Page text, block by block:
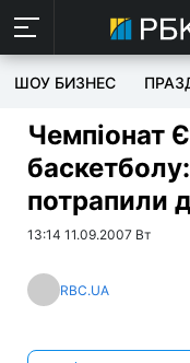
ШОУ БИЗНЕС
Чемпіонат
потрапили
13:14 11.09.2007 Вт
RBC.UA